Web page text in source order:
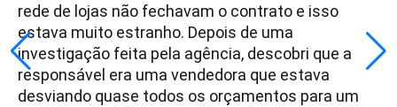
rede de lojas não fechavam o contrato e isso
estava muito estranho. Depois de uma
investigação feita pela agência, descobri que a
responsável era uma vendedora que estava
desviando quase todos os orçamentos para um